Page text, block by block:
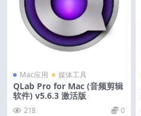
Mac应用 媒体工具
QLab Pro for Mac (音频剪辑
软件) v5.6.3 激活版
218 0